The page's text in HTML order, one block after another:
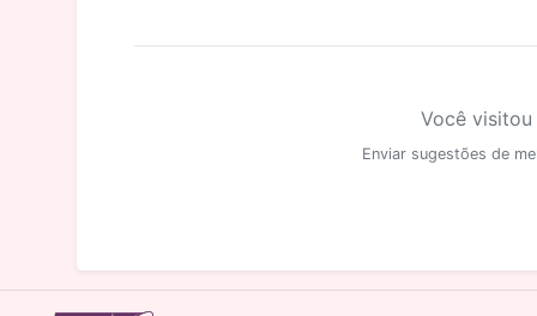
Você
Enviar sugestões de